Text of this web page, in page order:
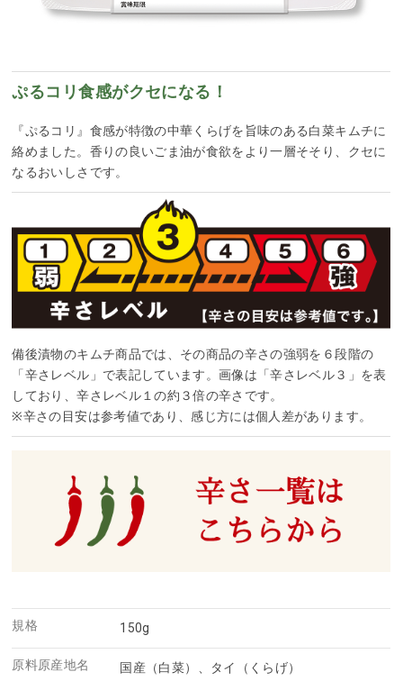
ぷるコリ食感がクセになる！
『ぷるコリ』食感が特徴の中華くらげを旨味のある白菜キムチに
絡めました。香りの良いごま油が食欲をより一層そそり、クセに
なるおいしさです。
備後漬物のキムチ商品では、その商品の辛さの強弱を６段階の
「辛さレベル」で表記しています。画像は「辛さレベル３」を表
しており、辛さレベル１の約３倍の辛さです。
※辛さの目安は参考値であり、感じ方には個人差があります。
規格 150g
原料原産地名 国産（白菜）、タイ（くらげ）